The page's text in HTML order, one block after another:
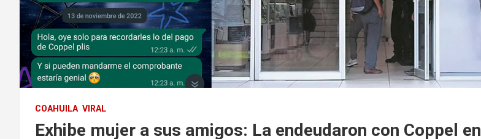
COAHUILA VIRAL
Exhibe mujer a sus amigos: La endeudaron con Coppel en